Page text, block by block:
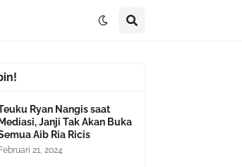
Ryan Nangis saat
Mediasi, Janji Tak Akan Buka
Aib Ria Ricis
Februari 21, 2024